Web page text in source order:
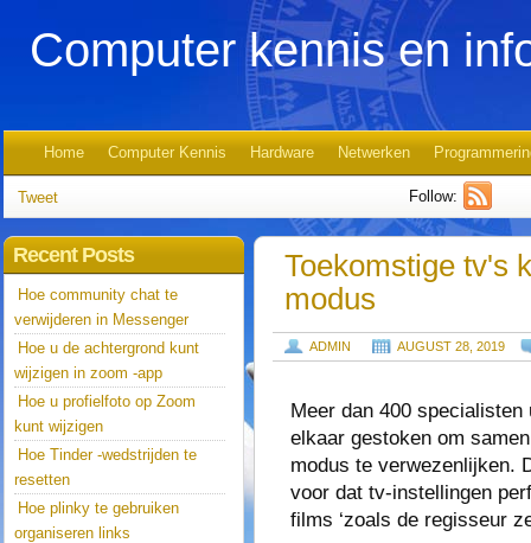
Computer kennis en
Home Computer Kennis Hardware Netwerken
Tweet Follow:
Toekomstige tv's
modus
ADMIN AUGUST 28, 2019
Meer dan 400
elkaar gestoken om
modus te verwezenlijken.
voor dat tv-instellingen
films ‘zoals de regisseur
Recent Posts
Hoe community chat te
verwijderen in Messenger
Hoe u de achtergrond kunt
wijzigen in zoom -app
Hoe u profielfoto op Zoom
kunt wijzigen
Hoe Tinder -wedstrijden te
resetten
Hoe plinky te gebruiken
organiseren links